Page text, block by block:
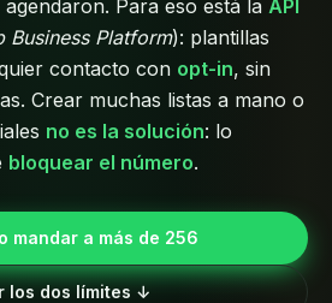
Para eso está la API
Business Platform): plantillas
contacto con opt-in, sin
Crear muchas listas a mano o
no es la solución: lo
bloquear el número.
mandar a más de 256
los dos límites ↓